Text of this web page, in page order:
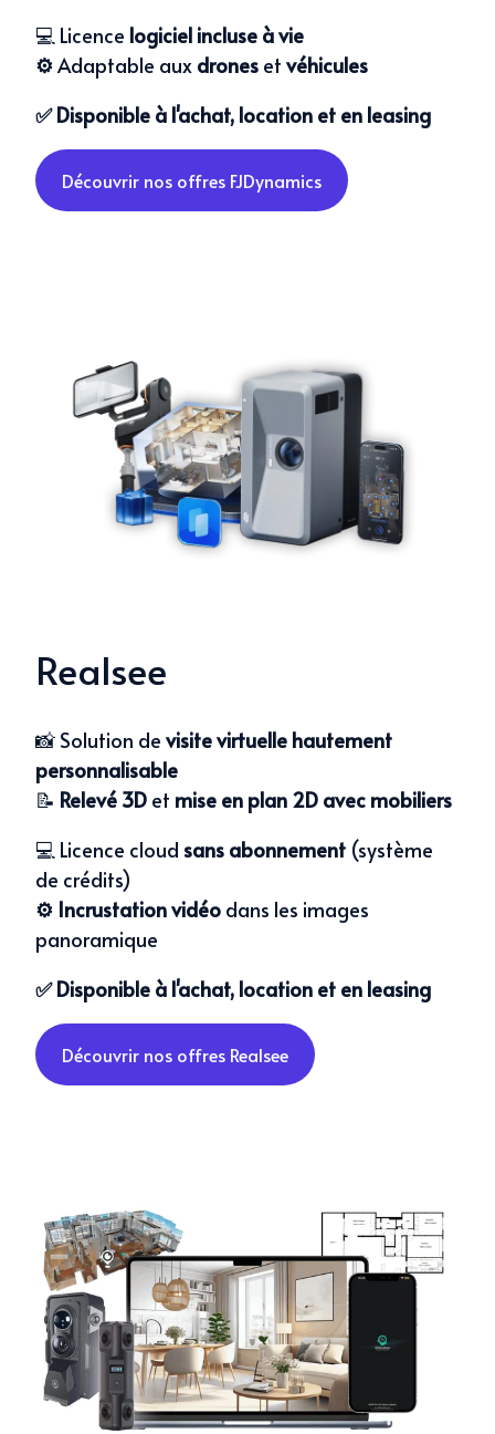
💻 Licence logiciel incluse à vie
⚙️Adaptable aux drones et véhicules
✅ Disponible à l'achat, location et en leasing
Découvrir nos offres FJDynamics
Realsee
📸 Solution de visite virtuelle hautement
personnalisable
📝 Relevé 3D et mise en plan 2D avec mobiliers
💻 Licence cloud sans abonnement (système
de crédits)
⚙️ Incrustationvidéo dans les images
panoramique
✅ Disponible à l'achat, location et en leasing
Découvrir nos offres Realsee